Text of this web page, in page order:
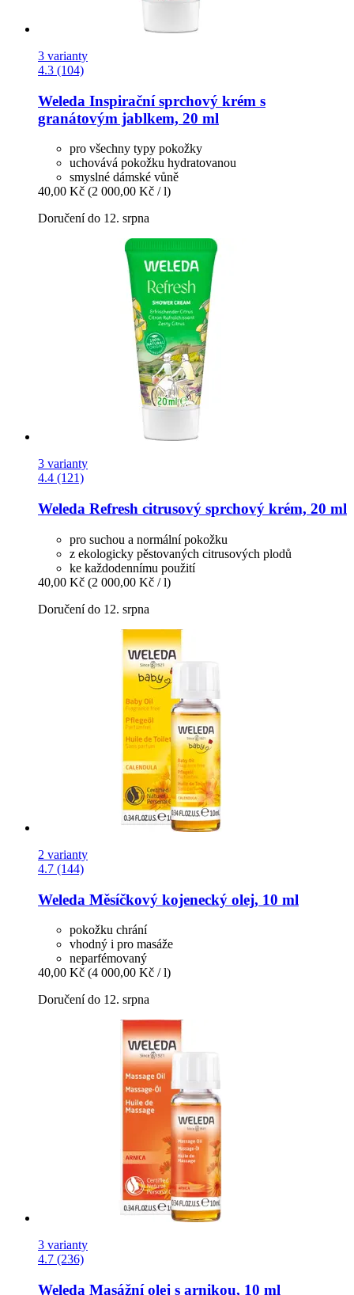
3 varianty
4.3 (104)
Weleda Inspirační sprchový krém s
granátovým jablkem, 20 ml
pro všechny typy pokožky
uchovává pokožku hydratovanou
smyslné dámské vůně
40,00 Kč (2 000,00 Kč / l)
Doručení do 12. srpna
3 varianty
4.4 (121)
Weleda Refresh citrusový sprchový krém, 20 ml
pro suchou a normální pokožku
z ekologicky pěstovaných citrusových plodů
ke každodennímu použití
40,00 Kč (2 000,00 Kč / l)
Doručení do 12. srpna
2 varianty
4.7 (144)
Weleda Měsíčkový kojenecký olej, 10 ml
pokožku chrání
vhodný i pro masáže
neparfémovaný
40,00 Kč (4 000,00 Kč / l)
Doručení do 12. srpna
3 varianty
4.7 (236)
Weleda Masážní olej s arnikou, 10 ml